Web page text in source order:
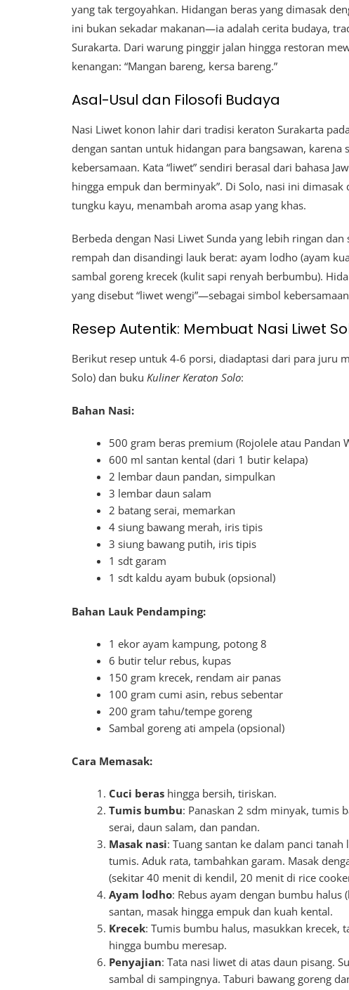
yang tak tergoyahkan. Hidangan beras yang dimasak
ini bukan sekadar makanan—ia adalah cerita budaya,
Surakarta. Dari warung pinggir jalan hingga restoran
kenangan: “Mangan bareng, kersa bareng.”
Asal-Usul dan Filosofi Budaya
Nasi Liwet konon lahir dari tradisi keraton Surakarta
dengan santan untuk hidangan para bangsawan,
kebersamaan. Kata “liwet” sendiri berasal dari bahasa
hingga empuk dan berminyak”. Di Solo, nasi ini
tungku kayu, menambah aroma asap yang khas.
Berbeda dengan Nasi Liwet Sunda yang lebih ringan
rempah dan disandingi lauk berat: ayam lodho (ayam
sambal goreng krecek (kulit sapi renyah berbumbu).
yang disebut “liwet wengi”—sebagai simbol
Resep Autentik: Membuat Nasi Liwet
Berikut resep untuk 4-6 porsi, diadaptasi dari para juru
Solo) dan buku Kuliner Keraton Solo:
Bahan Nasi:
500 gram beras premium (Rojolele atau Pandan
600 ml santan kental (dari 1 butir kelapa)
2 lembar daun pandan, simpulkan
3 lembar daun salam
2 batang serai, memarkan
4 siung bawang merah, iris tipis
3 siung bawang putih, iris tipis
1 sdt garam
1 sdt kaldu ayam bubuk (opsional)
Bahan Lauk Pendamping:
1 ekor ayam kampung, potong 8
6 butir telur rebus, kupas
150 gram krecek, rendam air panas
100 gram cumi asin, rebus sebentar
200 gram tahu/tempe goreng
Sambal goreng ati ampela (opsional)
Cara Memasak:
Cuci beras hingga bersih, tiriskan.
Tumis bumbu: Panaskan 2 sdm minyak, tumis
serai, daun salam, dan pandan.
Masak nasi: Tuang santan ke dalam panci
tumis. Aduk rata, tambahkan garam. Masak
(sekitar 40 menit di kendil, 20 menit di rice
Ayam lodho: Rebus ayam dengan bumbu
santan, masak hingga empuk dan kuah kental.
Krecek: Tumis bumbu halus, masukkan krecek,
hingga bumbu meresap.
Penyajian: Tata nasi liwet di atas daun pisang.
sambal di sampingnya. Taburi bawang goreng